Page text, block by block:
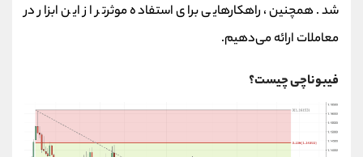
شد. همچنین، راهکارهایی برای استفاده موثرتر از این ابزار در
معاملات ارائه می‌دهیم.
فیبوناچی چیست؟